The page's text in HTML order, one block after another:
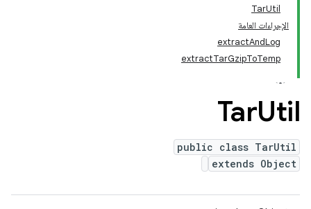
TarUtil
الإجراءات العامة
extractAndLog
extractTarGzipToTemp
TarUtil
public class TarUtil
extends Object